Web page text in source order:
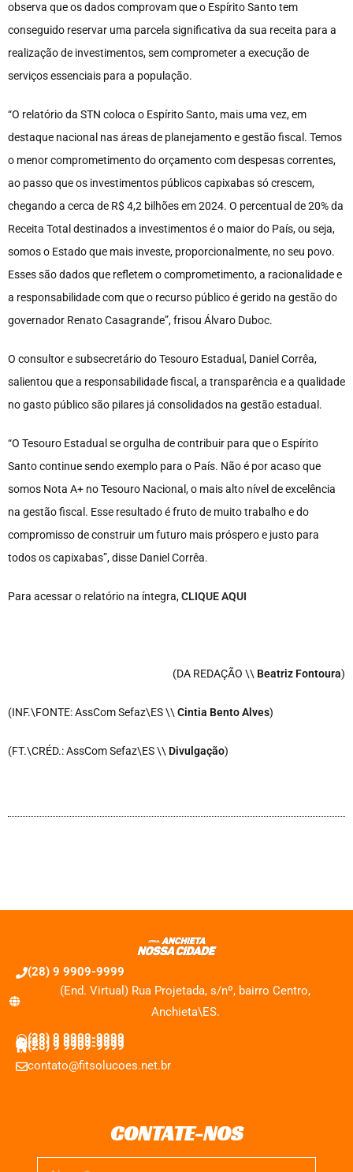
observa que os dados comprovam que o Espírito Santo tem
conseguido reservar uma parcela significativa da sua receita para a
realização de investimentos, sem comprometer a execução de
serviços essenciais para a população.
“O relatório da STN coloca o Espírito Santo, mais uma vez, em
destaque nacional nas áreas de planejamento e gestão fiscal. Temos
o menor comprometimento do orçamento com despesas correntes,
ao passo que os investimentos públicos capixabas só crescem,
chegando a cerca de R$ 4,2 bilhões em 2024. O percentual de 20% da
Receita Total destinados a investimentos é o maior do País, ou seja,
somos o Estado que mais investe, proporcionalmente, no seu povo.
Esses são dados que refletem o comprometimento, a racionalidade e
a responsabilidade com que o recurso público é gerido na gestão do
governador Renato Casagrande”, frisou Álvaro Duboc.
O consultor e subsecretário do Tesouro Estadual, Daniel Corrêa,
salientou que a responsabilidade fiscal, a transparência e a qualidade
no gasto público são pilares já consolidados na gestão estadual.
“O Tesouro Estadual se orgulha de contribuir para que o Espírito
Santo continue sendo exemplo para o País. Não é por acaso que
somos Nota A+ no Tesouro Nacional, o mais alto nível de excelência
na gestão fiscal. Esse resultado é fruto de muito trabalho e do
compromisso de construir um futuro mais próspero e justo para
todos os capixabas”, disse Daniel Corrêa.
Para acessar o relatório na íntegra,CLIQUE AQUI
(DA REDAÇÃO \\ Beatriz Fontoura)
(INF.\FONTE: AssCom Sefaz\ES \\ Cintia Bento Alves)
(FT.\CRÉD.: AssCom Sefaz\ES \\ Divulgação)
(28) 9 9909-9999
(End. Virtual) Rua Projetada, s/nº, bairro Centro,
Anchieta\ES.
(28) 9 9909-9999
(28) 9 9909-9999
(28) 9 9909-9999
contato@fitsolucoes.net.br
CONTATE-NOS